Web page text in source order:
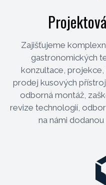
Zajišťujeme
gastronomických
konzultace, projekce,
prodej kusových
odborná montáž,
revize technologií,
na námi